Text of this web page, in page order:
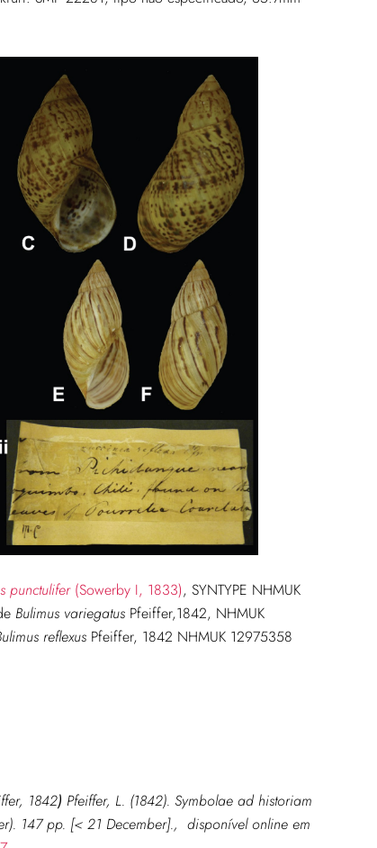
punctulifer(Sowerby I, 1833), SYNTYPE NHMUK
Bulimus variegatusPfeiffer,1842, NHMUK
reflexusPfeiffer, 1842 NHMUK 12975358
1842) Pfeiffer, L. (1842). Symbolae ad historiam
147 pp. [< 21 December]., disponível online em